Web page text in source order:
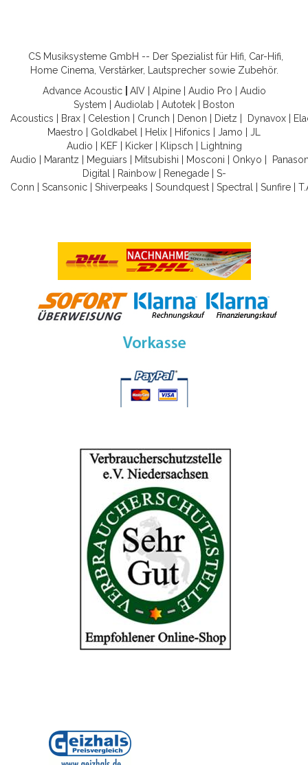
CS Musiksysteme GmbH -- Der Spezialist für Hifi, Car-Hifi,
Home Cinema, Verstärker, Lautsprecher sowie Zubehör.
Advance Acoustic
AIV| Alpine| Audio Pro
Audio
System
Audiolab Autotek
Boston
Acoustics
Brax Celestion Crunch Denon Dietz Dynavox
Maestro
Goldkabel Helix Hifonics Jamo
JL
Audio
KEF| Kicker| Klipsch
Lightning
Audio
Marantz Meguiars Mitsubishi Mosconi Onkyo
Digital
Rainbow| Renegade| S-
Conn
Scansonic Shiverpeaks Soundquest Spectral Sunfire